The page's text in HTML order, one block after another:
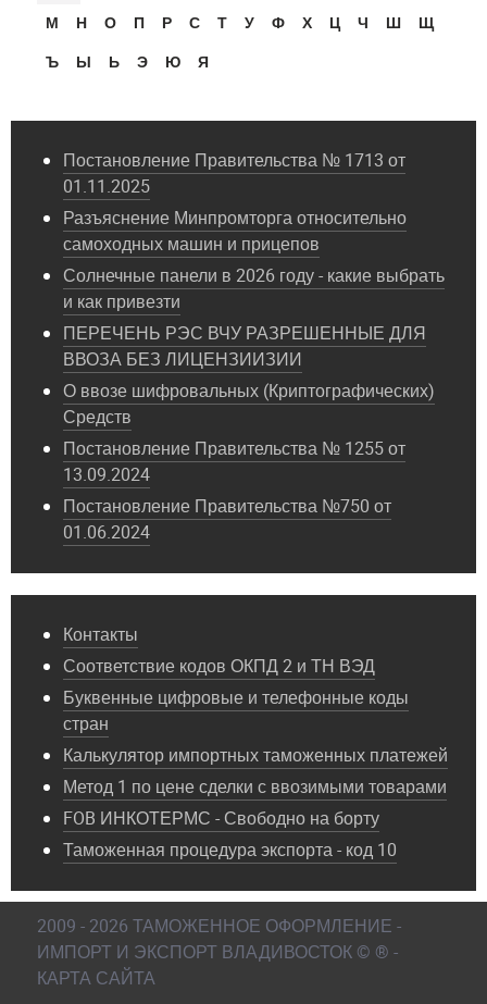
М
Н О П Р С Т У Ф Х Ц Ч Ш
Щ
Ъ
Ы Ь Э Ю Я
Постановление Правительства № 1713 от
01.11.2025
Разъяснение Минпромторга относительно
самоходных машин и прицепов
Солнечные панели в 2026 году - какие выбрать
и как привезти
ПЕРЕЧЕНЬ РЭС ВЧУ РАЗРЕШЕННЫЕ ДЛЯ
ВВОЗА БЕЗ ЛИЦЕНЗИИЗИИ
О ввозе шифровальных (Криптографических)
Средств
Постановление Правительства № 1255 от
13.09.2024
Постановление Правительства №750 от
01.06.2024
Контакты
Соответствие кодов ОКПД 2 и ТН ВЭД
Буквенные цифровые и телефонные коды
стран
Калькулятор импортных таможенных платежей
Метод 1 по цене сделки с ввозимыми товарами
FOB ИНКОТЕРМС - Свободно на борту
Таможенная процедура экспорта - код 10
2009 - 2026 ТАМОЖЕННОЕ ОФОРМЛЕНИЕ -
ИМПОРТ И ЭКСПОРТ ВЛАДИВОСТОК © ® -
КАРТА САЙТА